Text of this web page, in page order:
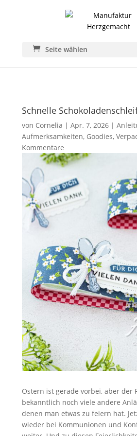
Seite wählen
Schnelle
von Cornelia | Apr. 7, 2026|
Aufmerksamkeiten, Goodies,
Kommentare
Ostern ist gerade vorbei, aber der
bekanntlich noch viele andere
denen man etwas zu feiern hat.
wieder bei Kommunionen und